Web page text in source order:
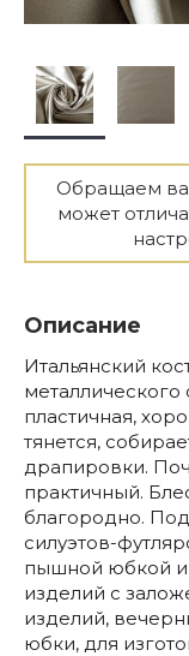
Обращаем
может
Описание
Итальянский
металлического
пластичная,
тянется,
драпировки.
практичный.
благородно.
силуэтов-
пышной юбкой
изделий с
изделий,
юбки, для